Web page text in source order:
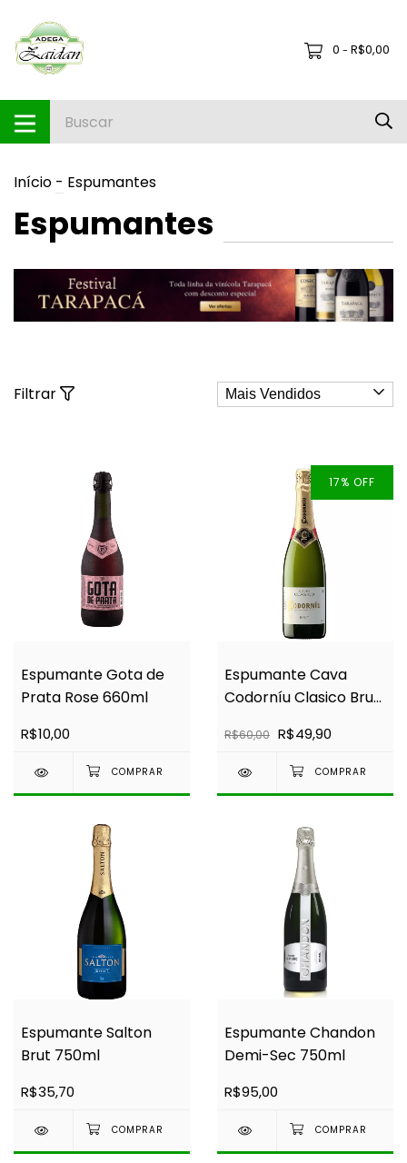
0 - R$0,00
Início - Espumantes
Espumantes
Filtrar
Espumante Gota de
Prata Rose 660ml
R$10,00
17% OFF
Espumante Cava
Codorníu Clasico Brut
R$60,00 R$49,90
Espumante Salton
Brut 750ml
R$35,70
Espumante Chandon
Demi-Sec 750ml
R$95,00